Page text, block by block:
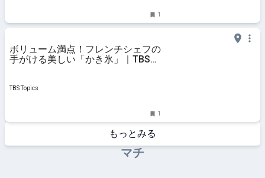
1
ボリューム満点！フレンチシェフの
手がける美しい「かき氷」｜TBSテ
TBS Topics
1
もっとみる
マチ